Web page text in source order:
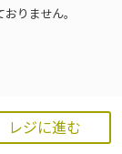
レジに進む
りません。